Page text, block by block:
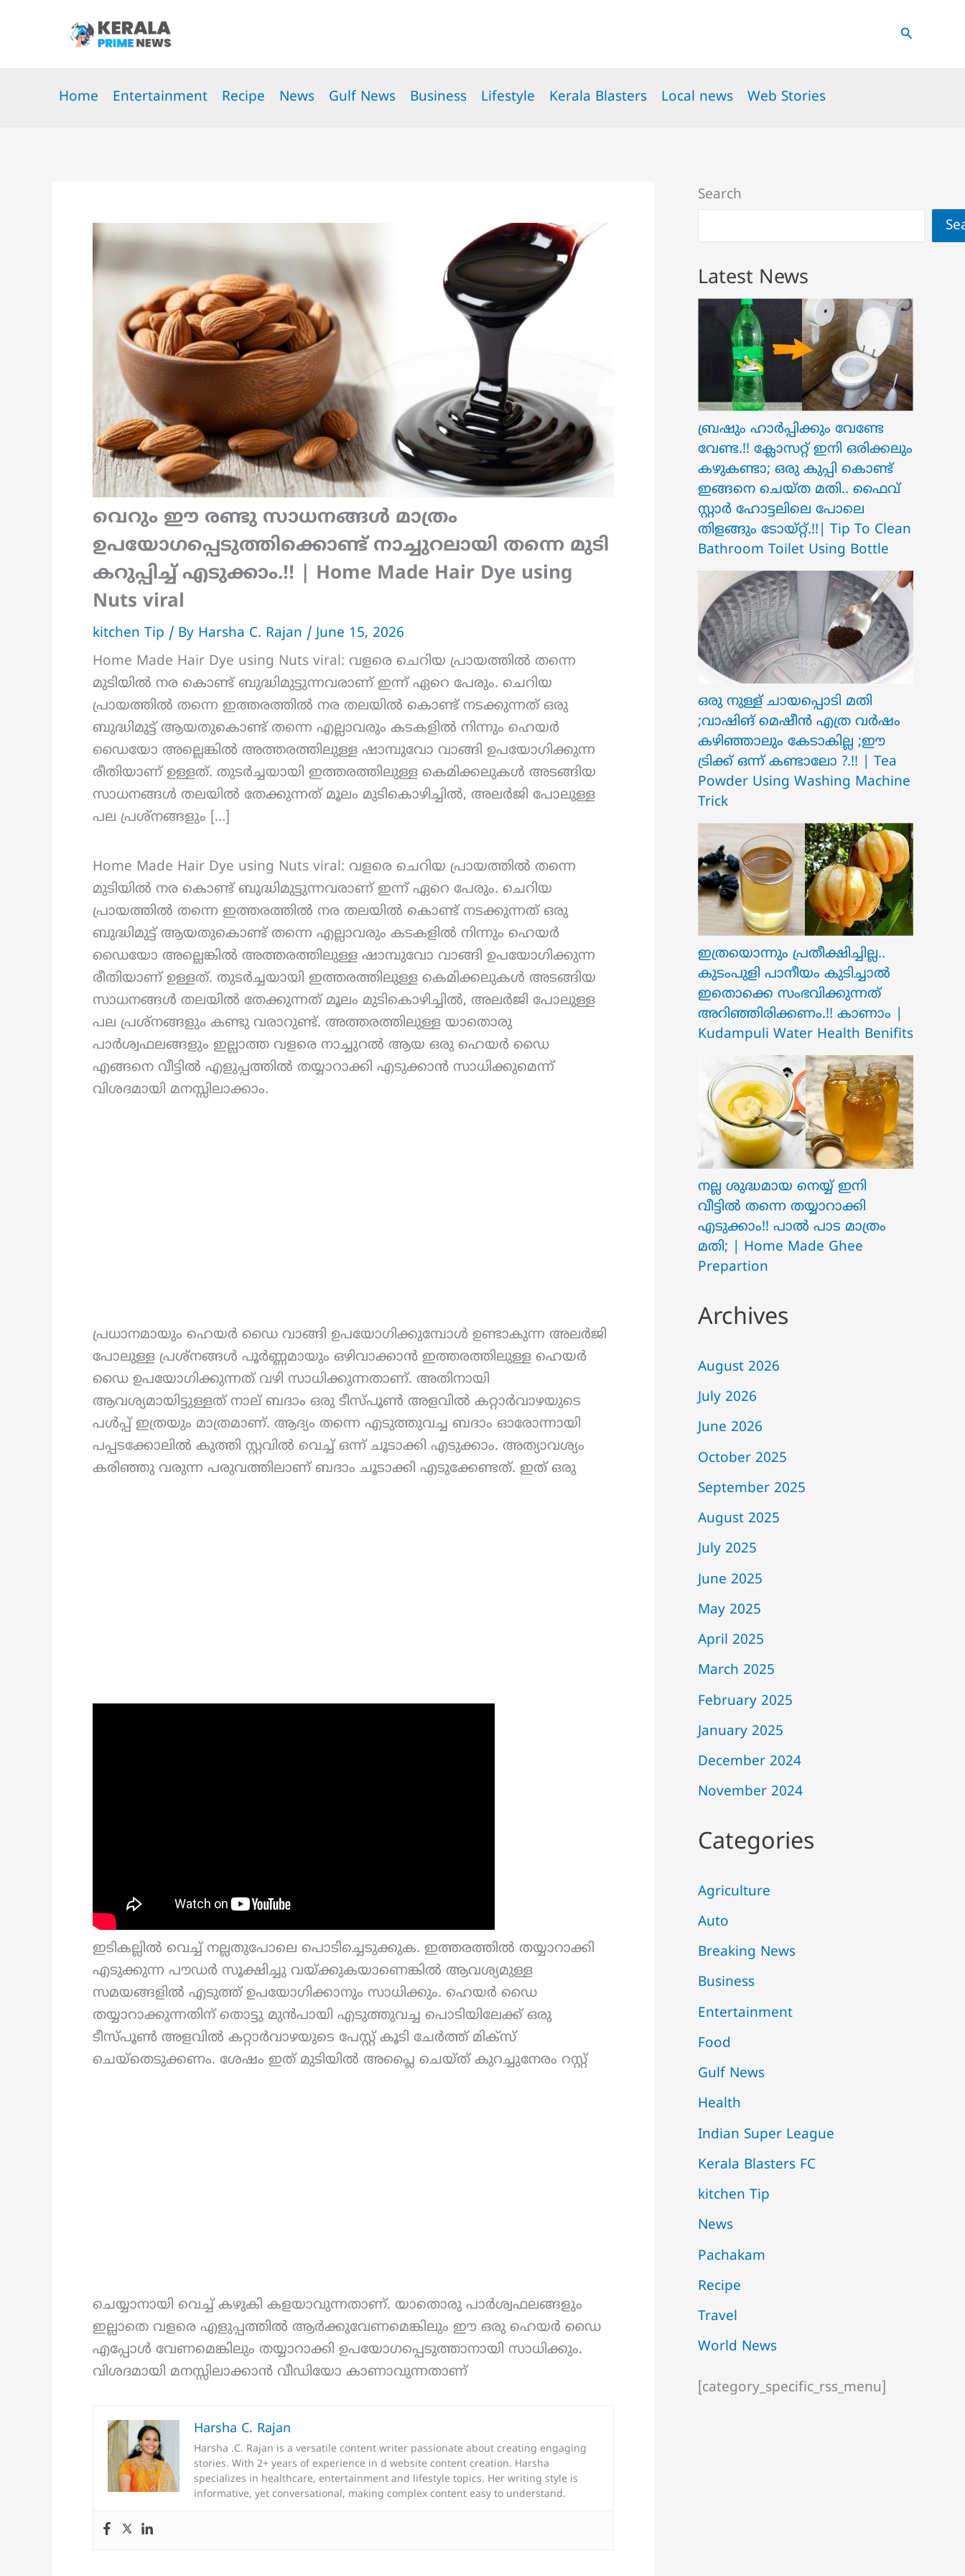
Search
Home Entertainment Recipe News Gulf News Business Lifestyle Kerala Blasters Local news Web Stories
വെറും ഈ രണ്ടു സാധനങ്ങൾ മാത്രം
ഉപയോഗപ്പെടുത്തിക്കൊണ്ട് നാച്ചുറലായി തന്നെ മുടി
കറുപ്പിച്ച് എടുക്കാം.!! | Home Made Hair Dye using
Nuts viral
kitchen Tip / By Harsha C. Rajan / June 15, 2026
Home Made Hair Dye using Nuts viral: വളരെ ചെറിയ പ്രായത്തിൽ തന്നെ
മുടിയിൽ നര കൊണ്ട് ബുദ്ധിമുട്ടുന്നവരാണ് ഇന്ന് ഏറെ പേരും. ചെറിയ
പ്രായത്തിൽ തന്നെ ഇത്തരത്തിൽ നര തലയിൽ കൊണ്ട് നടക്കുന്നത് ഒരു
ബുദ്ധിമുട്ട് ആയതുകൊണ്ട് തന്നെ എല്ലാവരും കടകളിൽ നിന്നും ഹെയർ
ഡൈയോ അല്ലെങ്കിൽ അത്തരത്തിലുള്ള ഷാമ്പുവോ വാങ്ങി ഉപയോഗിക്കുന്ന
രീതിയാണ് ഉള്ളത്. തുടർച്ചയായി ഇത്തരത്തിലുള്ള കെമിക്കലുകൾ അടങ്ങിയ
സാധനങ്ങൾ തലയിൽ തേക്കുന്നത് മൂലം മുടികൊഴിച്ചിൽ, അലർജി പോലുള്ള
പല പ്രശ്നങ്ങളും […]
Home Made Hair Dye using Nuts viral: വളരെ ചെറിയ പ്രായത്തിൽ തന്നെ
മുടിയിൽ നര കൊണ്ട് ബുദ്ധിമുട്ടുന്നവരാണ് ഇന്ന് ഏറെ പേരും. ചെറിയ
പ്രായത്തിൽ തന്നെ ഇത്തരത്തിൽ നര തലയിൽ കൊണ്ട് നടക്കുന്നത് ഒരു
ബുദ്ധിമുട്ട് ആയതുകൊണ്ട് തന്നെ എല്ലാവരും കടകളിൽ നിന്നും ഹെയർ
ഡൈയോ അല്ലെങ്കിൽ അത്തരത്തിലുള്ള ഷാമ്പുവോ വാങ്ങി ഉപയോഗിക്കുന്ന
രീതിയാണ് ഉള്ളത്. തുടർച്ചയായി ഇത്തരത്തിലുള്ള കെമിക്കലുകൾ അടങ്ങിയ
സാധനങ്ങൾ തലയിൽ തേക്കുന്നത് മൂലം മുടികൊഴിച്ചിൽ, അലർജി പോലുള്ള
പല പ്രശ്നങ്ങളും കണ്ടു വരാറുണ്ട്. അത്തരത്തിലുള്ള യാതൊരു
പാർശ്വഫലങ്ങളും ഇല്ലാത്ത വളരെ നാച്ചുറൽ ആയ ഒരു ഹെയർ ഡൈ
എങ്ങനെ വീട്ടിൽ എളുപ്പത്തിൽ തയ്യാറാക്കി എടുക്കാൻ സാധിക്കുമെന്ന്
വിശദമായി മനസ്സിലാക്കാം.
പ്രധാനമായും ഹെയർ ഡൈ വാങ്ങി ഉപയോഗിക്കുമ്പോൾ ഉണ്ടാകുന്ന അലർജി
പോലുള്ള പ്രശ്നങ്ങൾ പൂർണ്ണമായും ഒഴിവാക്കാൻ ഇത്തരത്തിലുള്ള ഹെയർ
ഡൈ ഉപയോഗിക്കുന്നത് വഴി സാധിക്കുന്നതാണ്. അതിനായി
ആവശ്യമായിട്ടുള്ളത് നാല് ബദാം ഒരു ടീസ്പൂൺ അളവിൽ കറ്റാർവാഴയുടെ
പൾപ്പ് ഇത്രയും മാത്രമാണ്. ആദ്യം തന്നെ എടുത്തുവച്ച ബദാം ഓരോന്നായി
പപ്പടക്കോലിൽ കുത്തി സ്റ്റവിൽ വെച്ച് ഒന്ന് ചൂടാക്കി എടുക്കാം. അത്യാവശ്യം
കരിഞ്ഞു വരുന്ന പരുവത്തിലാണ് ബദാം ചൂടാക്കി എടുക്കേണ്ടത്. ഇത് ഒരു
ഇടികല്ലിൽ വെച്ച് നല്ലതുപോലെ പൊടിച്ചെടുക്കുക. ഇത്തരത്തിൽ തയ്യാറാക്കി
എടുക്കുന്ന പൗഡർ സൂക്ഷിച്ചു വയ്ക്കുകയാണെങ്കിൽ ആവശ്യമുള്ള
സമയങ്ങളിൽ എടുത്ത് ഉപയോഗിക്കാനും സാധിക്കും. ഹെയർ ഡൈ
തയ്യാറാക്കുന്നതിന് തൊട്ടു മുൻപായി എടുത്തുവച്ച പൊടിയിലേക്ക് ഒരു
ടീസ്പൂൺ അളവിൽ കറ്റാർവാഴയുടെ പേസ്റ്റ് കൂടി ചേർത്ത് മിക്സ്
ചെയ്‌തെടുക്കണം. ശേഷം ഇത് മുടിയിൽ അപ്ലൈ ചെയ്ത് കുറച്ചുനേരം റസ്റ്റ്
ചെയ്യാനായി വെച്ച് കഴുകി കളയാവുന്നതാണ്. യാതൊരു പാർശ്വഫലങ്ങളും
ഇല്ലാതെ വളരെ എളുപ്പത്തിൽ ആർക്കുവേണമെങ്കിലും ഈ ഒരു ഹെയർ ഡൈ
എപ്പോൾ വേണമെങ്കിലും തയ്യാറാക്കി ഉപയോഗപ്പെടുത്താനായി സാധിക്കും.
വിശദമായി മനസ്സിലാക്കാൻ വീഡിയോ കാണാവുന്നതാണ്
Harsha C. Rajan
Harsha .C. Rajan is a versatile content writer passionate about creating engaging
stories. With 2+ years of experience in d website content creation. Harsha
specializes in healthcare, entertainment and lifestyle topics. Her writing style is
informative, yet conversational, making complex content easy to understand.
Search
Latest News
ബ്രഷും ഹാർപ്പിക്കും വേണ്ടേ
വേണ്ട.!! ക്ലോസറ്റ് ഇനി ഒരിക്കലും
കഴുകണ്ടാ; ഒരു കുപ്പി കൊണ്ട്
ഇങ്ങനെ ചെയ്ത മതി.. ഫൈവ്
സ്റ്റാർ ഹോട്ടലിലെ പോലെ
തിളങ്ങും ടോയ്റ്റ്.!!| Tip To Clean
Bathroom Toilet Using Bottle
ഒരു നുള്ള് ചായപ്പൊടി മതി
;വാഷിങ് മെഷീൻ എത്ര വർഷം
കഴിഞ്ഞാലും കേടാകില്ല ;ഈ
ട്രിക്ക് ഒന്ന് കണ്ടാലോ ?.!! | Tea
Powder Using Washing Machine
Trick
ഇത്രയൊന്നും പ്രതീക്ഷിച്ചില്ല..
ക‍ു‌ടംപുളി പാനീയം കുടിച്ചാൽ
ഇതൊക്കെ സംഭവിക്കുന്നത്
അറിഞ്ഞിരിക്കണം.!! കാണാം |
Kudampuli Water Health Benifits
നല്ല ശുദ്ധമായ നെയ്യ് ഇനി
വീട്ടിൽ തന്നെ തയ്യാറാക്കി
എടുക്കാം!! പാൽ പാട മാത്രം
മതി; | Home Made Ghee
Prepartion
Archives
August 2026
July 2026
June 2026
October 2025
September 2025
August 2025
July 2025
June 2025
May 2025
April 2025
March 2025
February 2025
January 2025
December 2024
November 2024
Categories
Agriculture
Auto
Breaking News
Business
Entertainment
Food
Gulf News
Health
Indian Super League
Kerala Blasters FC
kitchen Tip
News
Pachakam
Recipe
Travel
World News
[category_specific_rss_menu]